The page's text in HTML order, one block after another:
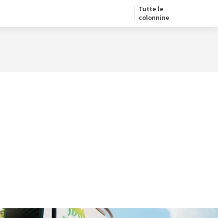
Tutte le
colonnine